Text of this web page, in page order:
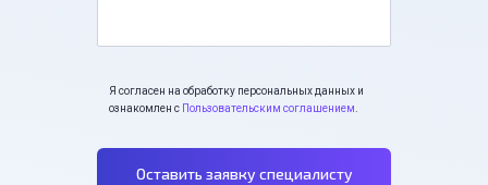
Я согласен на обработку персональных данных и
ознакомлен с Пользовательским соглашением.
Оставить заявку специалисту